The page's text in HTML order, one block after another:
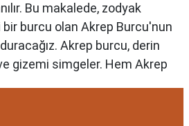
Bu makalede, zodyak
bir burcu olan Akrep Burcu'nun
Akrep burcu, derin
gizemi simgeler. Hem Akrep
Ayrıca, hangi aylar